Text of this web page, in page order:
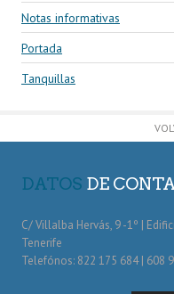
Notas informativas
Portada
Tanquillas
DATOS DE
C/ Villalba Hervás, 9 -1º |
Tenerife
Telefónos: 822 175 684 | 608